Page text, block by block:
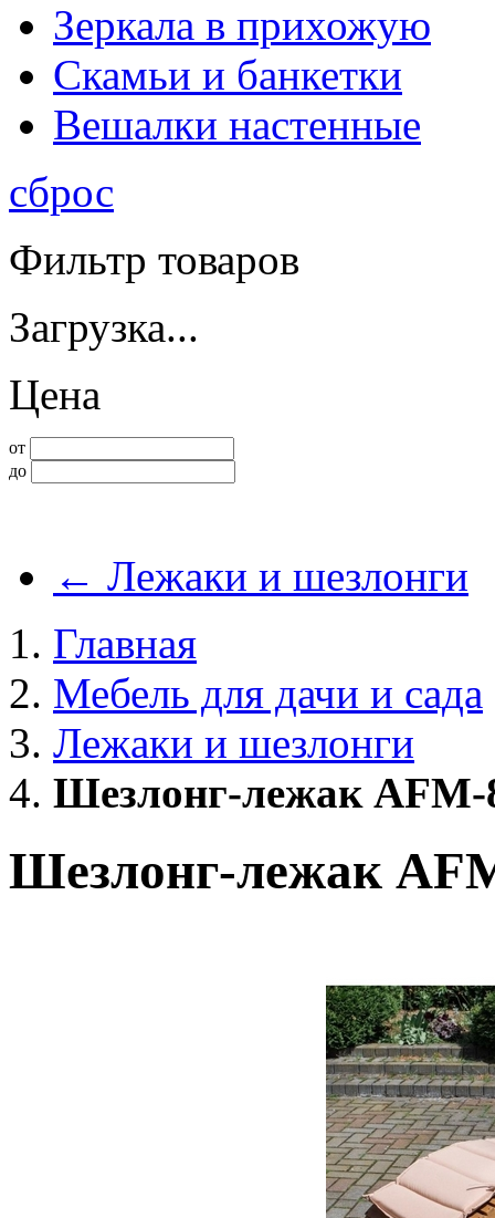
Зеркала в прихожую
Скамьи и банкетки
Вешалки настенные
сброс
Фильтр товаров
Загрузка...
Цена
от
до
← Лежаки и шезлонги
Главная
Мебель для дачи и сада
Лежаки и шезлонги
Шезлонг-лежак AFM-
Шезлонг-лежак